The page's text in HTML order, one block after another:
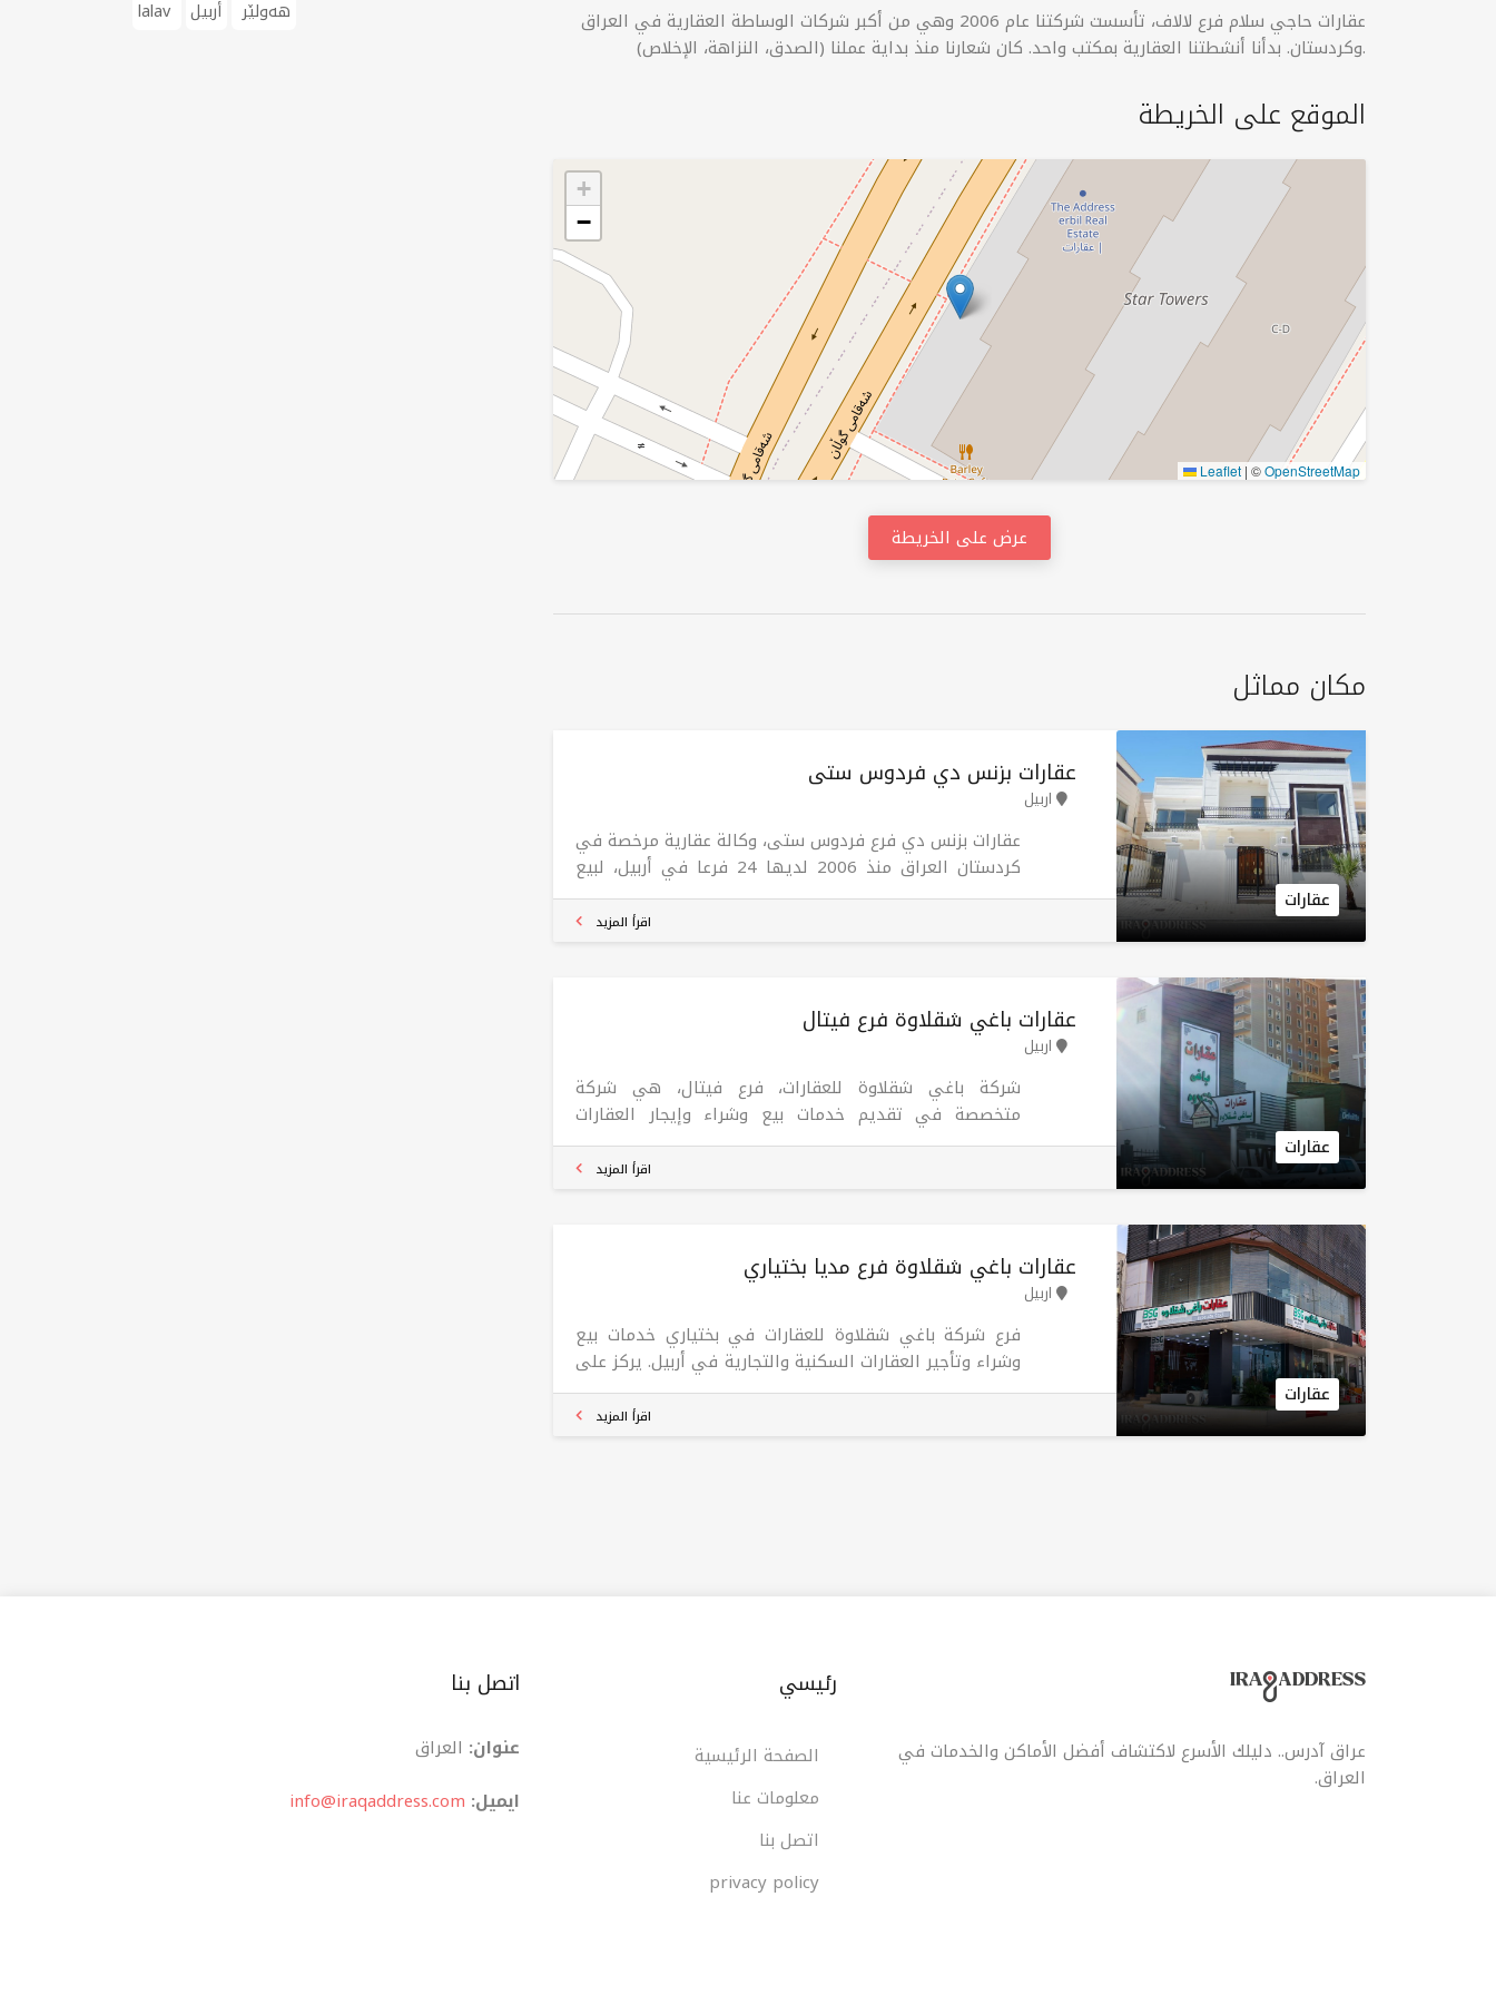
lalav هەولێر أربيل
عقارات حاجي سلام فرع لالاف، تأسست شركتنا عام 2006 وهي من أكبر شركات الوساطة العقارية في العراق
وكردستان. بدأنا أنشطتنا العقارية بمكتب واحد. كان شعارنا منذ بداية عملنا (الصدق، النزاهة، الإخلاص).
الموقع على الخريطة
+
−
Leaflet | ©OpenStreetMap
عرض على الخريطة
مكان مماثل
عقارات بزنس دي فردوس ستی
اربيل
عقارات
عقارات بزنس دي فرع فردوس ستی، وكالة عقارية مرخصة في
كردستان العراق منذ 2006 لديها 24 فرعا في أربيل، لبيع
وشراء وتأجير واستئجار العقارات في جميع المشاريع في
اقرأ المزيد
عقارات باغي شقلاوة فرع فیتال
اربيل
عقارات
شركة باغي شقلاوة للعقارات، فرع فيتال، هي شركة
متخصصة في تقديم خدمات بيع وشراء وإيجار العقارات
السكنية والتجارية في مدينة أربيل. مع وجود فروع في
السليمانية، شقلاوة وتركيا، تتميز الشركة بتقديم حلول عقارية
العقارية في المنطقة.
اقرأ المزيد
عقارات باغي شقلاوة فرع مدیا بختیاري
اربيل
عقارات
فرع شركة باغي شقلاوة للعقارات في بختیاري خدمات بيع
وشراء وتأجير العقارات السكنية والتجارية في أربيل. يركز على
توفير حلول عقارية مبتكرة تلبي احتياجات العملاء وتدعم
قراراتهم الاستثمارية. كما تسعى الشركة لتوسيع خدماتها
اقرأ المزيد
عراق آدرس.. دليلك الأسرع لاكتشاف أفضل الأماكن والخدمات في
العراق.
رئيسي
الصفحة الرئيسية
معلومات عنا
اتصل بنا
privacy policy
اتصل بنا
عنوان: العراق
ایمیل: info@iraqaddress.com